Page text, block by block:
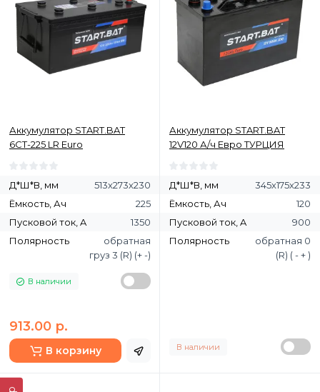
Аккумулятор START.BAT
6СТ-225 LR Euro
Д*Ш*В, мм
513х273х230
Ёмкость, Ач
225
Пусковой ток, A
1350
Полярность
обратная
груз 3 (R) (+ -)
В наличии
913.00 р.
В корзину
Аккумулятор START.BAT
12V120 А/ч Евро ТУРЦИЯ
Д*Ш*В, мм
345х175х233
Ёмкость, Ач
120
Пусковой ток, A
900
Полярность
обратная 0
(R) ( - + )
В наличии